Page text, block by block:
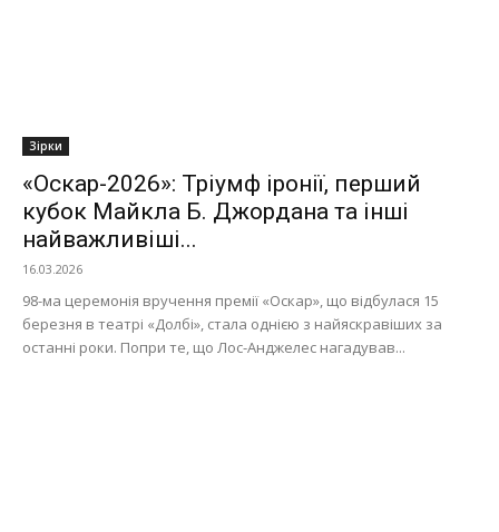
Зірки
«Оскар-2026»: Тріумф іронії, перший
кубок Майкла Б. Джордана та інші
найважливіші...
16.03.2026
98-ма церемонія вручення премії «Оскар», що відбулася 15
березня в театрі «Долбі», стала однією з найяскравіших за
останні роки. Попри те, що Лос-Анджелес нагадував...